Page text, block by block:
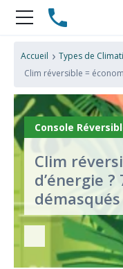
Console
Clim
d’énergie
démasqués
Accueil ›
Clim réversible =